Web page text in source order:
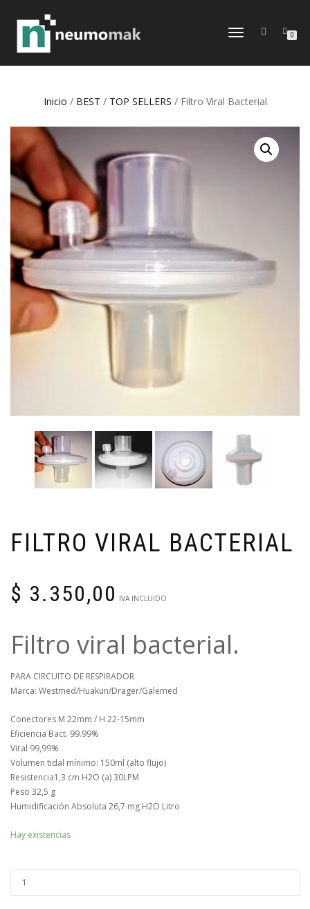
CAMBIAR
0
Inicio / BEST / TOP SELLERS / Filtro Viral Bacterial
FILTRO VIRAL BACTERIAL
$ 3.350,00 IVA INCLUIDO
Filtro viral bacterial.
PARA CIRCUITO DE RESPIRADOR
Marca: Westmed/Huakun/Drager/Galemed
Conectores M 22mm / H 22-15mm
Eficiencia Bact. 99.99%
Viral 99,99%
Volumen tidal mínimo: 150ml (alto flujo)
Resistencia1,3 cm H2O (a) 30LPM
Peso 32,5 g
Humidificación Absoluta 26,7 mg H2O Litro
Hay existencias